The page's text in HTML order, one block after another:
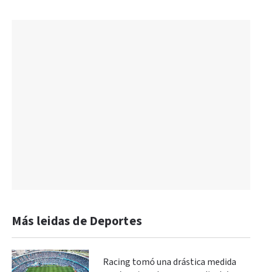
Más leidas de Deportes
Racing tomó una drástica medida